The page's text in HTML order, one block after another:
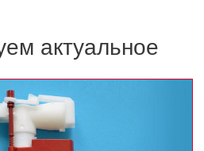
актуальное